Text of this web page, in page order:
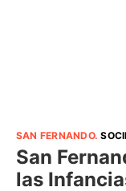
SAN FERNANDO.
San
las